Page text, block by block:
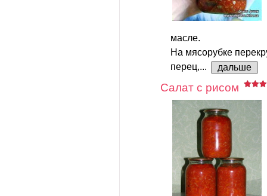
масле.
На мясорубке
перец,...
дальше
Салат с рисом